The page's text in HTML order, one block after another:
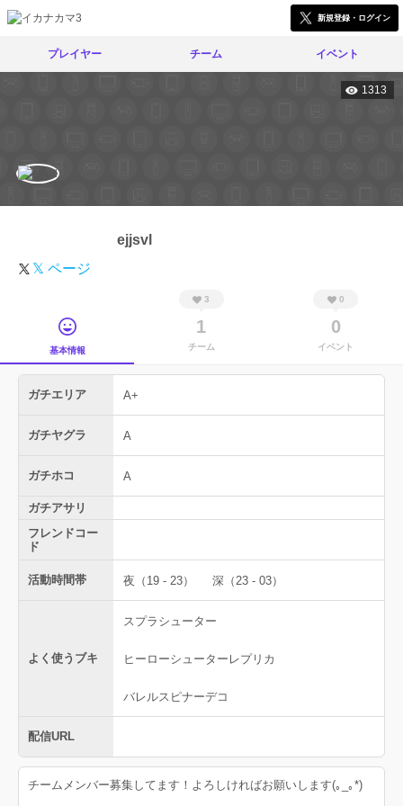
新規登録・ログイン
プレイヤー チーム イベント
1313
ejjsvl
𝕏 ページ
基本情報
3
1
チーム
0
0
イベント
ガチエリア A+
ガチヤグラ A
ガチホコ A
ガチアサリ
フレンドコー
ド
活動時間帯 夜（19 - 23） 深（23 - 03）
よく使うブキ
スプラシューター
ヒーローシューターレプリカ
バレルスピナーデコ
配信URL
チームメンバー募集してます！よろしければお願いします(｡_｡*)